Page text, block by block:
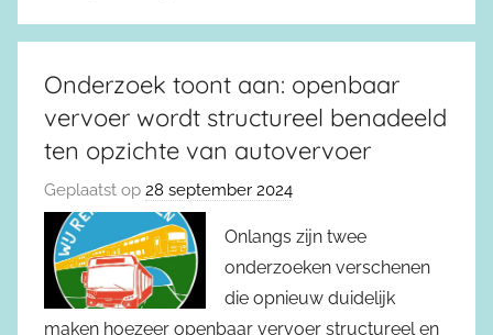
Onderzoek toont aan: openbaar
vervoer wordt structureel benadeeld
ten opzichte van autovervoer
Geplaatst op 28 september 2024
Onlangs zijn twee
onderzoeken verschenen
die opnieuw duidelijk
maken hoezeer openbaar vervoer structureel en